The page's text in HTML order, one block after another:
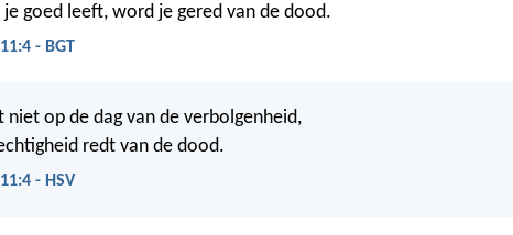
je goed leeft, word je gered van de dood.
- BGT
niet op de dag van de verbolgenheid,
redt van de dood.
- HSV